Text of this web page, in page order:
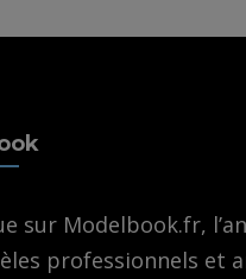
sur Modelbook.fr,
professionnels et